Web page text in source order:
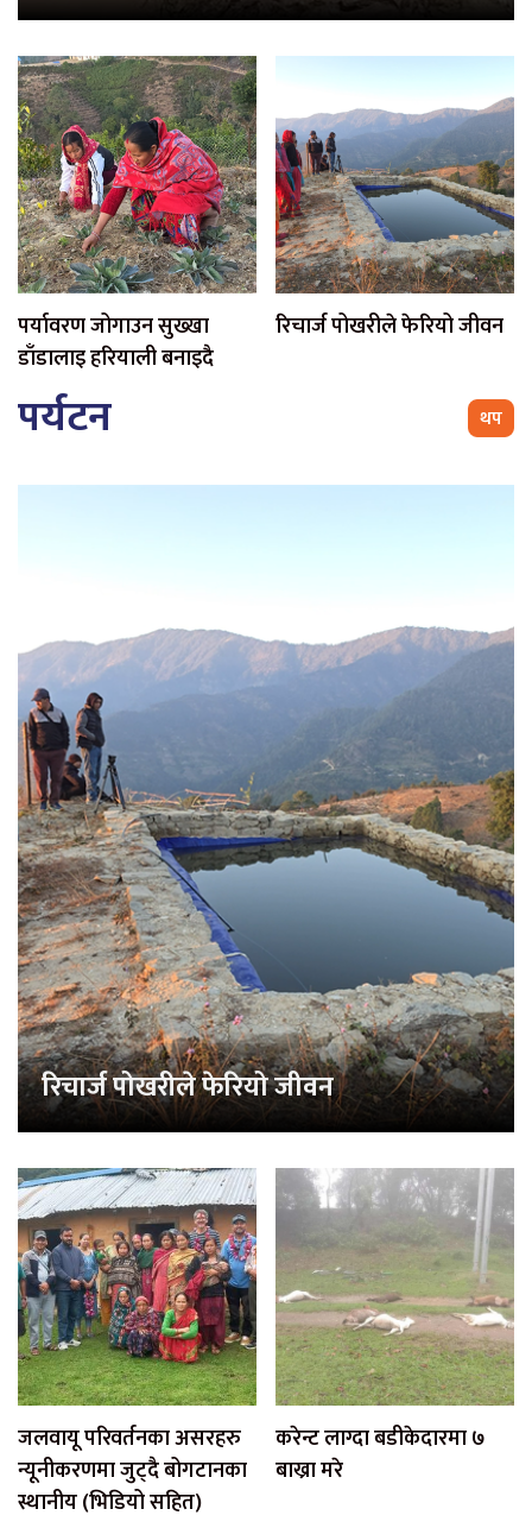
पर्यावरण जोगाउन सुख्खा
डाँडालाइ हरियाली बनाइदै
रिचार्ज पोखरीले फेरियो जीवन
पर्यटन थप
रिचार्ज पोखरीले फेरियो जीवन
जलवायू परिवर्तनका असरहरु
न्यूनीकरणमा जुट्दै बोगटानका
स्थानीय (भिडियो सहित)
करेन्ट लाग्दा बडीकेदारमा ७
बाख्रा मरे